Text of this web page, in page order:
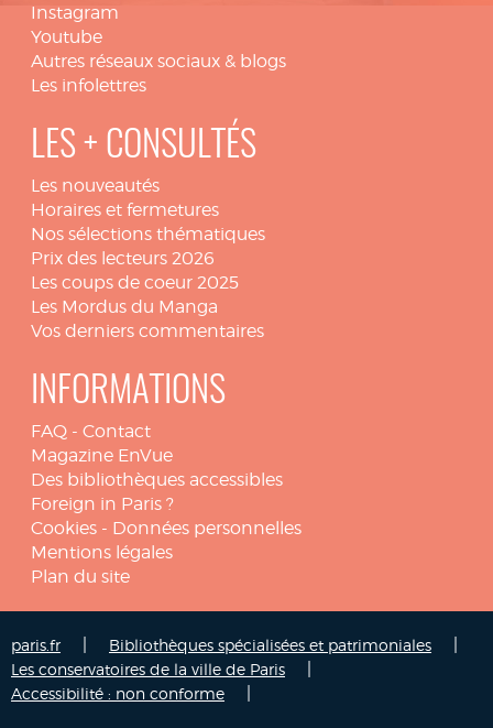
Instagram
Youtube
Autres réseaux sociaux & blogs
Les infolettres
LES + CONSULTÉS
Les nouveautés
Horaires et fermetures
Nos sélections thématiques
Prix des lecteurs 2026
Les coups de coeur 2025
Les Mordus du Manga
Vos derniers commentaires
INFORMATIONS
FAQ - Contact
Magazine EnVue
Des bibliothèques accessibles
Foreign in Paris ?
Cookies - Données personnelles
Mentions légales
Plan du site
paris.fr Bibliothèques spécialisées et patrimoniales
Les conservatoires de la ville de Paris
Accessibilité : non conforme